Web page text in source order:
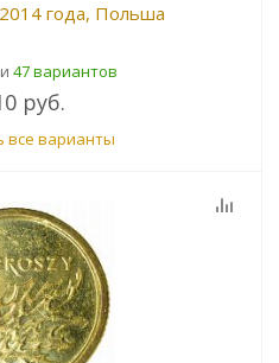
года, Польша
47 вариантов
руб.
все варианты